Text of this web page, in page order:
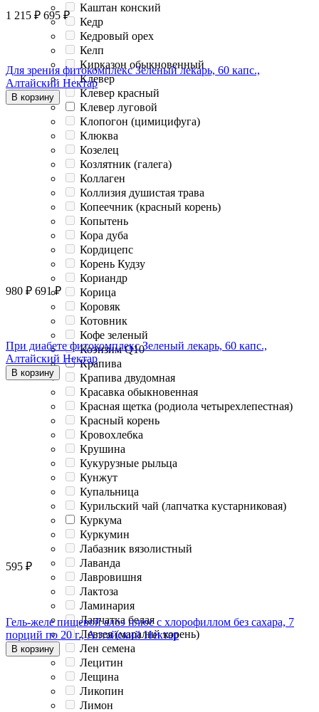
Каштан конский
Кедр
Кедровый орех
Келп
Кирказон обыкновенный
Клевер
Клевер красный
Клевер луговой
Клопогон (цимицифуга)
Клюква
Козелец
Козлятник (галега)
Коллаген
Коллизия душистая трава
Копеечник (красный корень)
Копытень
Кора дуба
Кордицепс
Корень Кудзу
Кориандр
Корица
Коровяк
Котовник
Кофе зеленый
Коэнзим Q10
Крапива
Крапива двудомная
Красавка обыкновенная
Красная щетка (родиола четырехлепестная)
Красный корень
Кровохлебка
Крушина
Кукурузные рыльца
Кунжут
Купальница
Курильский чай (лапчатка кустарниковая)
Куркума
Куркумин
Лабазник вязолистный
Лаванда
Лавровишня
Лактоза
Ламинария
Лапчатка белая
Левзея (маралий корень)
Лен семена
Лецитин
Лещина
Ликопин
Лимон
1 215 ₽ 695 ₽
Для зрения фитокомплекс Зеленый лекарь, 60 капс.,
Алтайский Нектар
В корзину
980 ₽ 691 ₽
При диабете фитокомплекс Зеленый лекарь, 60 капс.,
Алтайский Нектар
В корзину
595 ₽
Гель-желе пищевой алоэ плюс с хлорофиллом без сахара, 7
порций по 20 г., Алтайский Нектар
В корзину